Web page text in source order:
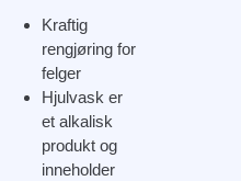
Kraftig
rengjøring for
felger
Hjulvask er
et alkalisk
produkt og
inneholder